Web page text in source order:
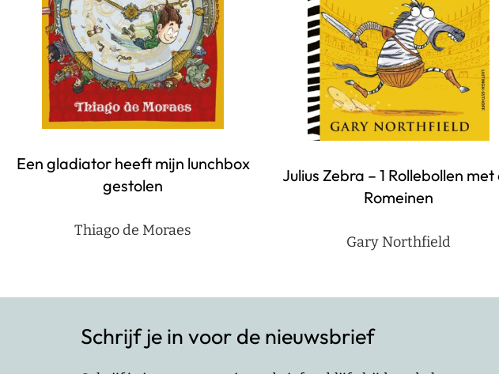
Een gladiator heeft mijn lunchbox
gestolen
Thiago de Moraes
Julius Zebra – 1 Rollebollen met
Romeinen
Gary Northfield
Schrijf je in voor de nieuwsbrief